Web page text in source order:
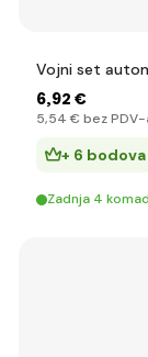
Vojni set
6,92 €
5,54 € bez
+ 6 bodova
Zadnja 4